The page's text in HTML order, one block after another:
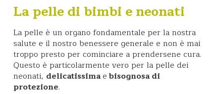
La pelle di bimbi e neonati
La pelle è un organo fondamentale per la nostra
salute e il nostro benessere generale e non è mai
troppo presto per cominciare a prendersene cura.
Questo è particolarmente vero per la pelle dei
neonati, delicatissimaebisognosa di
protezione.